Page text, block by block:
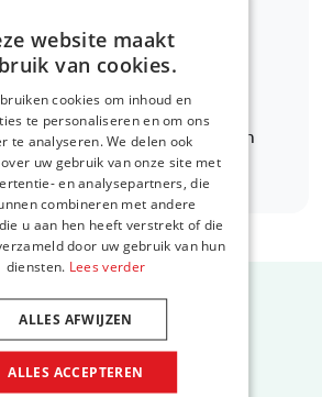
via+31 416 660 715
e-mailsupport@car-bags.com
website maakt
van cookies.
cookies om inhoud en
te personaliseren en om ons
te analyseren. We delen ook
uw gebruik van onze site met
en analysepartners, die
combineren met andere
u aan hen heeft verstrekt of die
door uw gebruik van hun
diensten. Lees verder
ALLES ACCEPTEREN
ALLES AFWIJZEN